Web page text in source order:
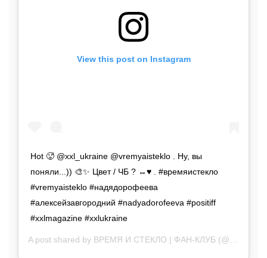
View this post on Instagram
Hot 🥵 @xxl_ukraine @vremyaisteklo . Ну, вы
поняли...)) 🎨✨ Цвет / ЧБ ? ↔️♥️ . #времяистекло
#vremyaisteklo #надядорофеева
#алексейзавгородний #nadyadorofeeva #positiff
#xxlmagazine #xxlukraine
A post shared by ВРЕМЯ И СТЕКЛО | ФАН-КЛУБ (@vremyaisteklo.fk) on